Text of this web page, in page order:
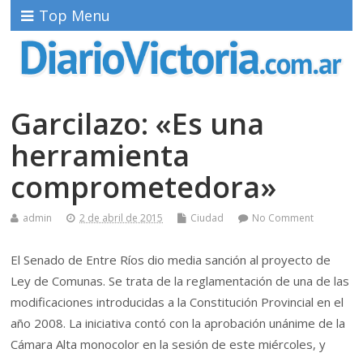
Top Menu
Garcilazo: «Es una
herramienta
comprometedora»
admin 2 de abril de 2015 Ciudad No Comment
El Senado de Entre Ríos dio media sanción al proyecto de
Ley de Comunas. Se trata de la reglamentación de una de las
modificaciones introducidas a la Constitución Provincial en el
año 2008. La iniciativa contó con la aprobación unánime de la
Cámara Alta monocolor en la sesión de este miércoles, y